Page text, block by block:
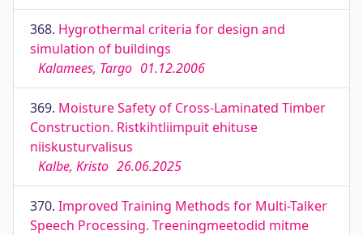
368. Hygrothermal criteria for design and
simulation of buildings
Kalamees, Targo 01.12.2006
369. Moisture Safety of Cross-Laminated Timber
Construction. Ristkihtliimpuit ehituse
niiskusturvalisus
Kalbe, Kristo 26.06.2025
370. Improved Training Methods for Multi-Talker
Speech Processing. Treeningmeetodid mitme